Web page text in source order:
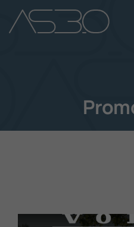
+39 049 899 4411
Auto Usate